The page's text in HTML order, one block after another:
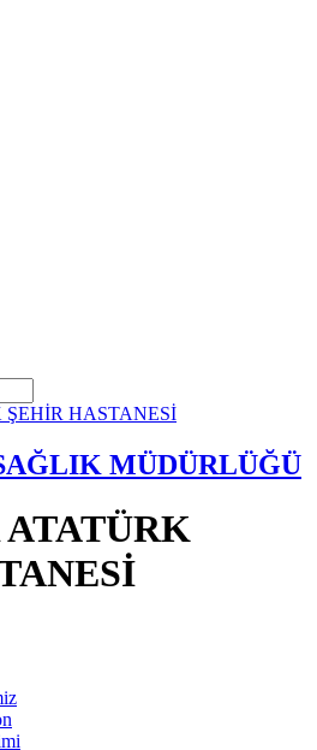
MÜDÜRLÜĞÜ